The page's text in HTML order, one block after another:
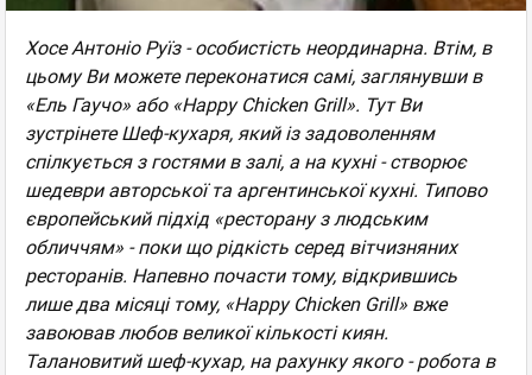
Хосе Антоніо Руїз - особистість неординарна. Втім, в
цьому Ви можете переконатися самі, заглянувши в
«Ель Гаучо» або «Happy Chicken Grill». Тут Ви
зустрінете Шеф-кухаря, який із задоволенням
спілкується з гостями в залі, а на кухні - створює
шедеври авторської та аргентинської кухні. Типово
європейський підхід «ресторану з людським
обличчям» - поки що рідкість серед вітчизняних
ресторанів. Напевно почасти тому, відкрившись
лише два місяці тому, «Happy Chicken Grill» вже
завоював любов великої кількості киян.
Талановитий шеф-кухар, на рахунку якого - робота в